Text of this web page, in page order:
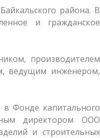
района. В
и гражданское
производителем
ведущим инженером,
в Фонде капитального
директором ООО
и строительных